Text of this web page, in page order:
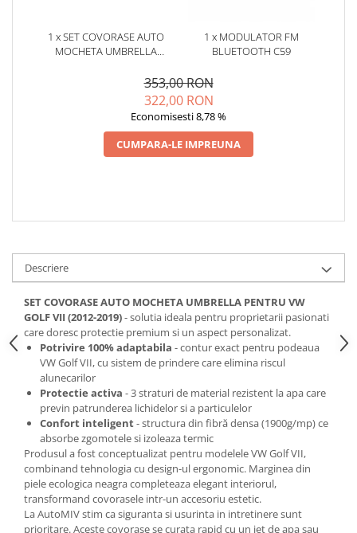
Uleiuri si Lichide Auto
Aditivi DPF, Sistem Racire si
Curatare si Detailing Interior
Vopsitorie, Chituri si Adezivi
Curatare si Detailing Exterior
Articole Auto Sezoniere
Produse de Iarna
Cabluri Pornire
Produse de Vara
Blog
1 x SET COVORASE AUTO
MOCHETA UMBRELLA
1 x MODULATOR FM
BLUETOOTH C59
353,00 RON
322,00 RON
Economisesti 8,78 %
CUMPARA-LE IMPREUNA
Descriere
SET COVORASE AUTO MOCHETA UMBRELLA PENTRU VW
GOLF VII (2012-2019)- solutia ideala pentru proprietarii pasionati
care doresc protectie premium si un aspect personalizat.
Potrivire 100% adaptabila - contur exact pentru podeaua
VW Golf VII, cu sistem de prindere care elimina riscul
alunecarilor
Protectie activa - 3 straturi de material rezistent la apa care
previn patrunderea lichidelor si a particulelor
Confort inteligent- structura din fibră densa (1900g/mp) ce
absorbe zgomotele si izoleaza termic
Produsul a fost conceptualizat pentru modelele VW Golf VII,
combinand tehnologia cu design-ul ergonomic. Marginea din
piele ecologica neagra completeaza elegant interiorul,
transformand covorasele intr-un accesoriu estetic.
La AutoMIV stim ca siguranta si usurinta in intretinere sunt
prioritare. Aceste covorase se curata rapid cu un jet de apa sau